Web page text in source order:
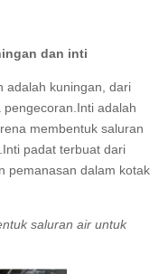
dan inti
adalah kuningan, dari
adalah
membentuk saluran
padat terbuat dari
pemanasan dalam kotak
saluran air untuk